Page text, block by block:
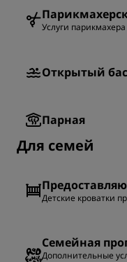
Услуги
Открытый
Парная
Для семей
Детские кроватки
Семейная
Дополнительные